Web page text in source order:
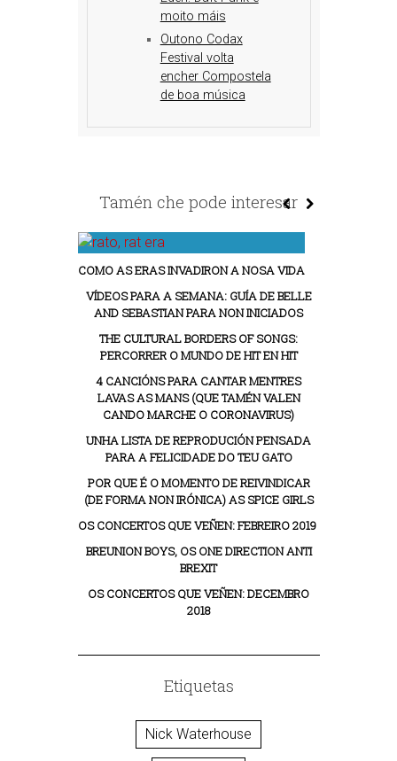
moito máis
Outono Codax
Festival volta
encher Compostela
de boa música
Tamén che pode interesar
COMO AS ERAS INVADIRON A NOSA VIDA
VÍDEOS PARA A SEMANA: GUÍA DE BELLE
AND SEBASTIAN PARA NON INICIADOS
THE CULTURAL BORDERS OF SONGS:
PERCORRER O MUNDO DE HIT EN HIT
4 CANCIÓNS PARA CANTAR MENTRES
LAVAS AS MANS (QUE TAMÉN VALEN
CANDO MARCHE O CORONAVIRUS)
UNHA LISTA DE REPRODUCIÓN PENSADA
PARA A FELICIDADE DO TEU GATO
POR QUE É O MOMENTO DE REIVINDICAR
(DE FORMA NON IRÓNICA) AS SPICE GIRLS
OS CONCERTOS QUE VEÑEN: FEBREIRO 2019
BREUNION BOYS, OS ONE DIRECTION ANTI
BREXIT
OS CONCERTOS QUE VEÑEN: DECEMBRO
2018
Etiquetas
Nick Waterhouse